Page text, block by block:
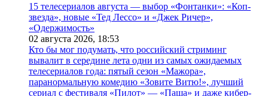
15 телесериалов августа — выбор «Фонтанки»: «Коп-
звезда», новые «Тед Лессо» и «Джек Ричер»,
«Одержимость»
02 августа 2026, 18:53
Кто бы мог подумать, что российский стриминг
вывалит в середине лета одни из самых ожидаемых
телесериалов года: пятый сезон «Мажора»,
паранормальную комедию «Зовите Витю!», лучший
сериал с фестиваля «Пилот» — «Паша» и даже кибер-